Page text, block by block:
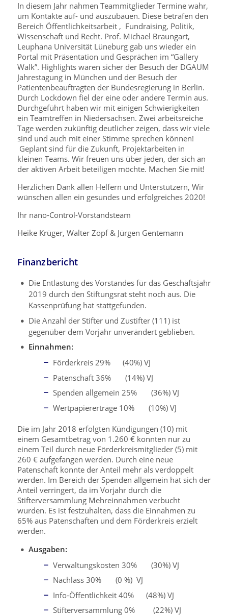
In diesem Jahr nahmen Teammitglieder Termine wahr,
um Kontakte auf- und auszubauen. Diese betrafen den
Bereich Öffentlichkeitsarbeit , Fundraising, Politik,
Wissenschaft und Recht. Prof. Michael Braungart,
Leuphana Universität Lüneburg gab uns wieder ein
Portal mit Präsentation und Gesprächen im “Gallery
Walk”. Highlights waren sicher der Besuch der DGAUM
Jahrestagung in München und der Besuch der
Patientenbeauftragten der Bundesregierung in Berlin.
Durch Lockdown fiel der eine oder andere Termin aus.
Durchgeführt haben wir mit einigen Schwierigkeiten
ein Teamtreffen in Niedersachsen. Zwei arbeitsreiche
Tage werden zukünftig deutlicher zeigen, dass wir viele
sind und auch mit einer Stimme sprechen können!
Geplant sind für die Zukunft, Projektarbeiten in
kleinen Teams. Wir freuen uns über jeden, der sich an
der aktiven Arbeit beteiligen möchte. Machen Sie mit!
Herzlichen Dank allen Helfern und Unterstützern, Wir
wünschen allen ein gesundes und erfolgreiches 2020!
Ihr nano-Control-Vorstandsteam
Heike Krüger, Walter Zöpf & Jürgen Gentemann
Finanzbericht
Die Entlastung des Vorstandes für das Geschäftsjahr
2019 durch den Stiftungsrat steht noch aus. Die
Kassenprüfung hat stattgefunden.
Die Anzahl der Stifter und Zustifter (111) ist
gegenüber dem Vorjahr unverändert geblieben.
Einnahmen:
Förderkreis 29% (40%) VJ
Patenschaft 36% (14%) VJ
Spenden allgemein 25% (36%) VJ
Wertpapiererträge 10% (10%) VJ
Die im Jahr 2018 erfolgten Kündigungen (10) mit
einem Gesamtbetrag von 1.260 € konnten nur zu
einem Teil durch neue Förderkreismitglieder (5) mit
260 € aufgefangen werden. Durch eine neue
Patenschaft konnte der Anteil mehr als verdoppelt
werden. Im Bereich der Spenden allgemein hat sich der
Anteil verringert, da im Vorjahr durch die
Stifterversammlung Mehreinnahmen verbucht
wurden. Es ist festzuhalten, dass die Einnahmen zu
65% aus Patenschaften und dem Förderkreis erzielt
werden.
Ausgaben:
Verwaltungskosten 30% (30%) VJ
Nachlass 30% (0 %) VJ
Info-Öffentlichkeit 40% (48%) VJ
Stifterversammlung 0% (22%) VJ